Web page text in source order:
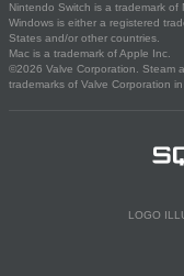
Nintendo Switch is a trademark of
Windows is either a registered
States and/or other countries.
Mac is a trademark of Apple Inc.
©2026 Valve Corporation. Steam
trademarks of Valve Corporation
LOGO